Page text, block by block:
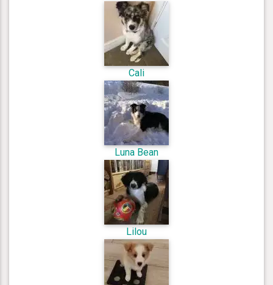
Cali
Luna Bean
Lilou